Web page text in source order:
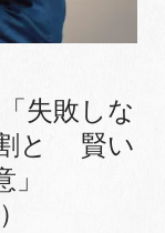
失敗しな
割と 賢い